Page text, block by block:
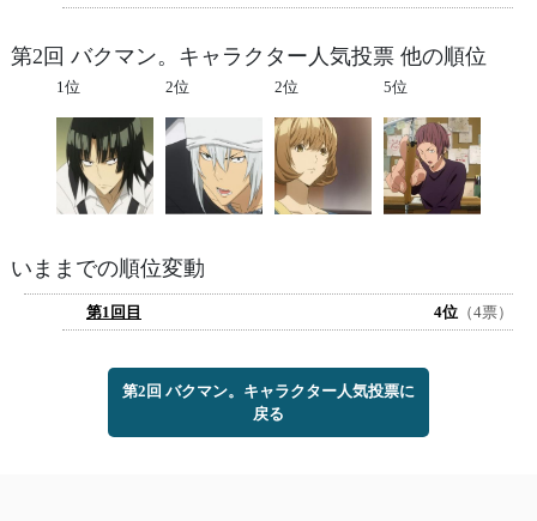
第2回 バクマン。キャラクター人気投票 他の順位
1位 2位 2位 5位
いままでの順位変動
第1回目 4位 （4票）
第2回 バクマン。キャラクター人気投票に
戻る